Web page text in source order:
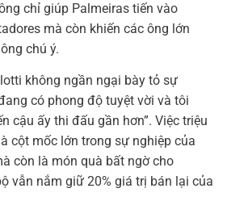
chỉ giúp Palmeiras tiến vào
mà còn khiến các ông lớn
chú ý.
không ngần ngại bày tỏ sự
có phong độ tuyệt vời và tôi
cậu ấy thi đấu gần hơn”. Việc triệu
cột mốc lớn trong sự nghiệp của
còn là món quà bất ngờ cho
vẫn nắm giữ 20% giá trị bán lại của